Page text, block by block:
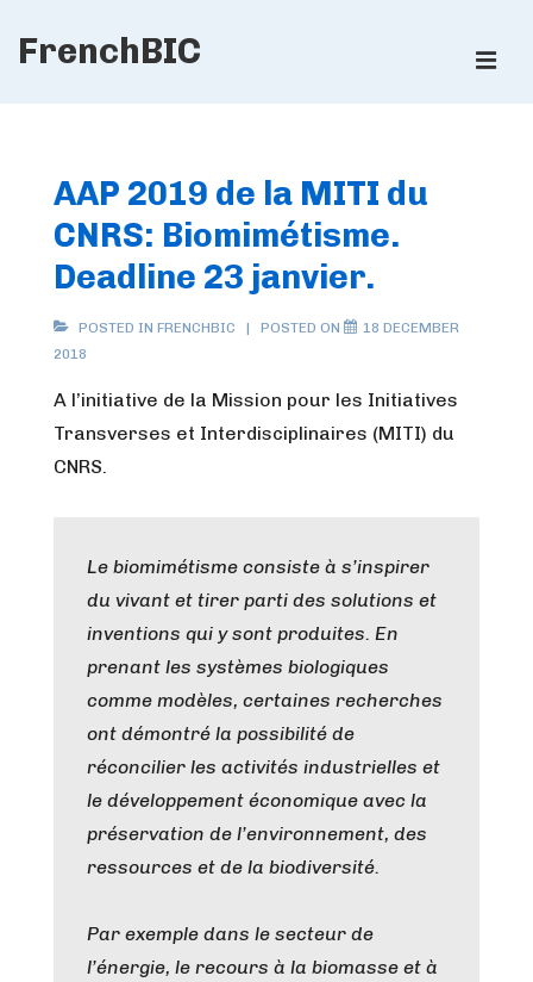
SkipFrenchBIC
AAP 2019 de la MITI du
CNRS: Biomimétisme.
Deadline 23 janvier.
POSTED IN FRENCHBIC POSTED ON
18 DECEMBER
2018
A l’initiative de la Mission pour les Initiatives
Transverses et Interdisciplinaires (MITI) du
CNRS.
Le biomimétisme consiste à s’inspirer
du vivant et tirer parti des solutions et
inventions qui y sont produites. En
prenant les systèmes biologiques
comme modèles, certaines recherches
ont démontré la possibilité de
réconcilier les activités industrielles et
le développement économique avec la
préservation de l’environnement, des
ressources et de la biodiversité.
Par exemple dans le secteur de
l’énergie, le recours à la biomasse et à